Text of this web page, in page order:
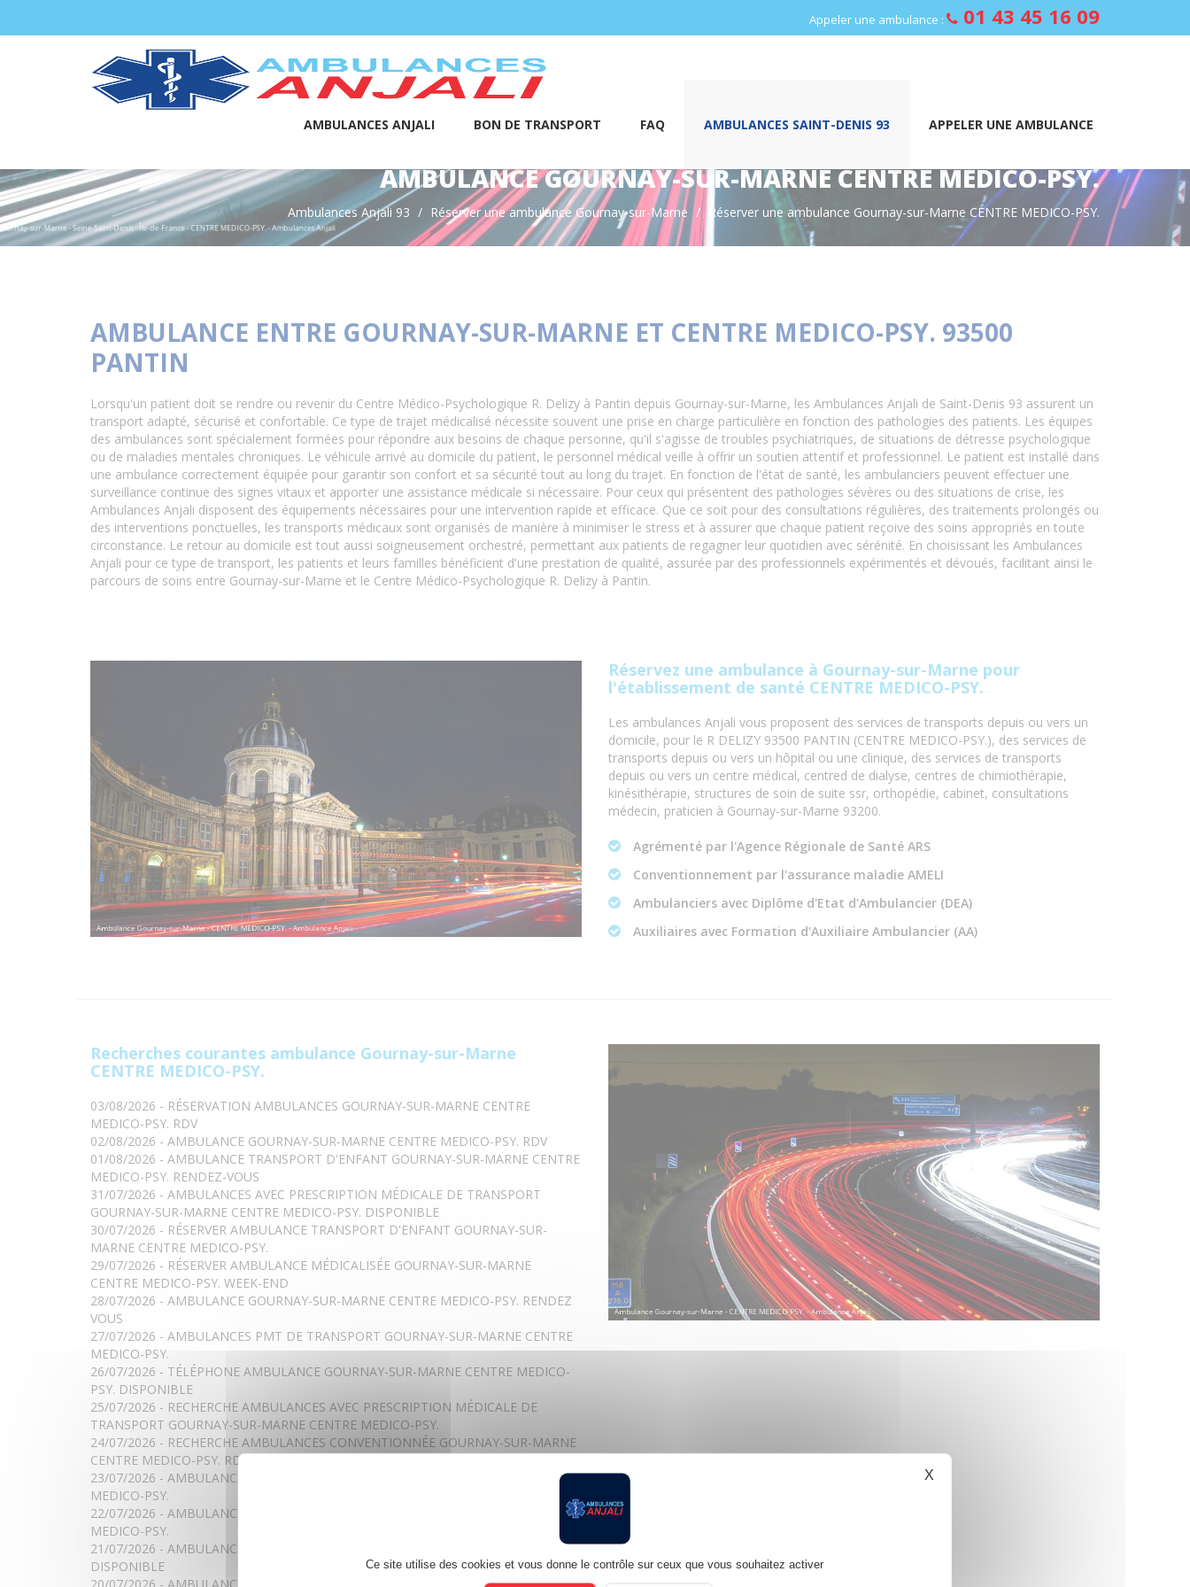
Appeler une ambulance : 01 43 45 16 09
AMBULANCES ANJALI BON DE TRANSPORT FAQ AMBULANCES SAINT-DENIS 93 APPELER UNE AMBULANCE
AMBULANCE GOURNAY-SUR-MARNE CENTRE MEDICO-PSY.
Ambulances Anjali 93 Réserver une ambulance Gournay-sur-Marne Réserver une ambulance Gournay-sur-Marne CENTRE MEDICO-PSY.
AMBULANCE ENTRE GOURNAY-SUR-MARNE ET CENTRE MEDICO-PSY. 93500
PANTIN
Lorsqu'un patient doit se rendre ou revenir du Centre Médico-Psychologique R. Delizy à Pantin depuis Gournay-sur-Marne, les Ambulances Anjali de Saint-Denis 93 assurent un
transport adapté, sécurisé et confortable. Ce type de trajet médicalisé nécessite souvent une prise en charge particulière en fonction des pathologies des patients. Les équipes
des ambulances sont spécialement formées pour répondre aux besoins de chaque personne, qu'il s'agisse de troubles psychiatriques, de situations de détresse psychologique
ou de maladies mentales chroniques. Le véhicule arrivé au domicile du patient, le personnel médical veille à offrir un soutien attentif et professionnel. Le patient est installé dans
une ambulance correctement équipée pour garantir son confort et sa sécurité tout au long du trajet. En fonction de l'état de santé, les ambulanciers peuvent effectuer une
surveillance continue des signes vitaux et apporter une assistance médicale si nécessaire. Pour ceux qui présentent des pathologies sévères ou des situations de crise, les
Ambulances Anjali disposent des équipements nécessaires pour une intervention rapide et efficace. Que ce soit pour des consultations régulières, des traitements prolongés ou
des interventions ponctuelles, les transports médicaux sont organisés de manière à minimiser le stress et à assurer que chaque patient reçoive des soins appropriés en toute
circonstance. Le retour au domicile est tout aussi soigneusement orchestré, permettant aux patients de regagner leur quotidien avec sérénité. En choisissant les Ambulances
Anjali pour ce type de transport, les patients et leurs familles bénéficient d'une prestation de qualité, assurée par des professionnels expérimentés et dévoués, facilitant ainsi le
parcours de soins entre Gournay-sur-Marne et le Centre Médico-Psychologique R. Delizy à Pantin.
Réservez une ambulance à Gournay-sur-Marne pour
l'établissement de santé CENTRE MEDICO-PSY.
Les ambulances Anjali vous proposent des services de transports depuis ou vers un
domicile, pour le R DELIZY 93500 PANTIN (CENTRE MEDICO-PSY.), des services de
transports depuis ou vers un hôpital ou une clinique, des services de transports
depuis ou vers un centre médical, centred de dialyse, centres de chimiothérapie,
kinésithérapie, structures de soin de suite ssr, orthopédie, cabinet, consultations
médecin, praticien à Gournay-sur-Marne 93200.
Agrémenté par l'Agence Régionale de Santé ARS
Conventionnement par l'assurance maladie AMELI
Ambulanciers avec Diplôme d'Etat d'Ambulancier (DEA)
Auxiliaires avec Formation d'Auxiliaire Ambulancier (AA)
Recherches courantes ambulance Gournay-sur-Marne
CENTRE MEDICO-PSY.
03/08/2026 - RÉSERVATION AMBULANCES GOURNAY-SUR-MARNE CENTRE
MEDICO-PSY. RDV
02/08/2026 - AMBULANCE GOURNAY-SUR-MARNE CENTRE MEDICO-PSY. RDV
01/08/2026 - AMBULANCE TRANSPORT D'ENFANT GOURNAY-SUR-MARNE CENTRE
MEDICO-PSY. RENDEZ-VOUS
31/07/2026 - AMBULANCES AVEC PRESCRIPTION MÉDICALE DE TRANSPORT
GOURNAY-SUR-MARNE CENTRE MEDICO-PSY. DISPONIBLE
30/07/2026 - RÉSERVER AMBULANCE TRANSPORT D'ENFANT GOURNAY-SUR-
MARNE CENTRE MEDICO-PSY.
29/07/2026 - RÉSERVER AMBULANCE MÉDICALISÉE GOURNAY-SUR-MARNE
CENTRE MEDICO-PSY. WEEK-END
28/07/2026 - AMBULANCE GOURNAY-SUR-MARNE CENTRE MEDICO-PSY. RENDEZ
VOUS
27/07/2026 - AMBULANCES PMT DE TRANSPORT GOURNAY-SUR-MARNE CENTRE
MEDICO-PSY.
26/07/2026 - TÉLÉPHONE AMBULANCE GOURNAY-SUR-MARNE CENTRE MEDICO-
PSY. DISPONIBLE
25/07/2026 - RECHERCHE AMBULANCES AVEC PRESCRIPTION MÉDICALE DE
TRANSPORT GOURNAY-SUR-MARNE CENTRE MEDICO-PSY.
24/07/2026 - RECHERCHE AMBULANCES CONVENTIONNÉE GOURNAY-SUR-MARNE
CENTRE MEDICO-PSY. RDV
23/07/2026 - AMBULANCE PARA MÉDICALISÉE GOURNAY-SUR-MARNE CENTRE
MEDICO-PSY.
22/07/2026 - AMBULANCE PRISE EN CHARGE GOURNAY-SUR-MARNE CENTRE
MEDICO-PSY.
21/07/2026 - AMBULANCES GOURNAY-SUR-MARNE CENTRE MEDICO-PSY.
DISPONIBLE
Ce site utilise des cookies et vous donne le contrôle sur ceux que vous souhaitez activer
X